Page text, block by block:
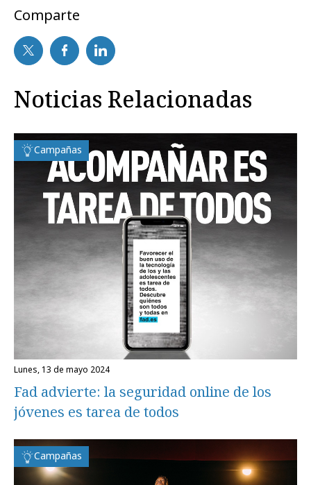
Comparte
Noticias Relacionadas
Campañas
lunes, 13 de mayo 2024
Fad advierte: la seguridad online de los
jóvenes es tarea de todos
Campañas